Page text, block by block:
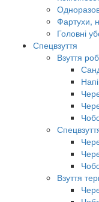
Фартухи,
Головні
Спецвзуття
Взуття
Взуття